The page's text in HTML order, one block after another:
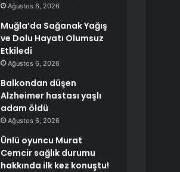
Ağustos 6, 2026
Muğla’da Sağanak Yağış
ve Dolu Hayatı Olumsuz
Etkiledi
Ağustos 6, 2026
Balkondan düşen
Alzheimer hastası yaşlı
adam öldü
Ağustos 6, 2026
Ünlü oyuncu Murat
Cemcir sağlık durumu
hakkında ilk kez konuştu!